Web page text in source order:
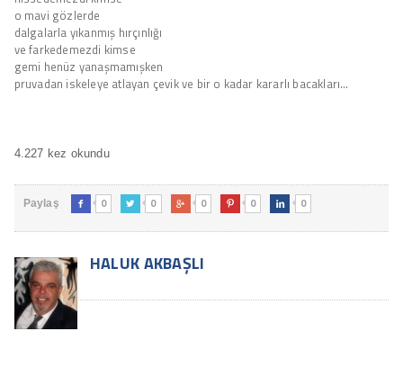
o mavi gözlerde
dalgalarla yıkanmış hırçınlığı
ve farkedemezdi kimse
gemi henüz yanaşmamışken
pruvadan iskeleye atlayan çevik ve bir o kadar kararlı bacakları…
4.227 kez okundu
Paylaş  0  0  0  0  0
HALUK AKBAŞLI